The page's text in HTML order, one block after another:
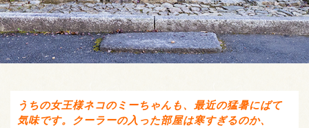
うちの女王様ネコのミーちゃんも、最近の猛暑にばて
気味です。クーラーの入った部屋は寒すぎるのか、